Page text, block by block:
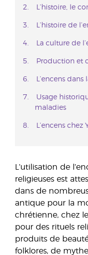
L’histoire, le
L’histoire de
La culture de
Production et
L’encens
Usage
maladies
L’encens
L’utilisation de
religieuses est
dans de
antique pour la
chrétienne, chez
pour des rituels
produits de
folklores, de